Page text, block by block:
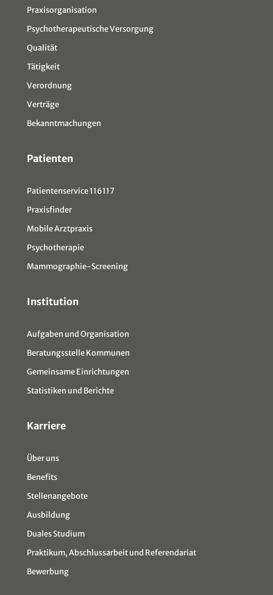
Praxisorganisation
Psychotherapeutische Versorgung
Qualität
Tätigkeit
Verordnung
Verträge
Bekanntmachungen
Patienten
Patientenservice 116117
Praxisfinder
Mobile Arztpraxis
Psychotherapie
Mammographie-Screening
Institution
Aufgaben und Organisation
Beratungsstelle Kommunen
Gemeinsame Einrichtungen
Statistiken und Berichte
Karriere
Über uns
Benefits
Stellenangebote
Ausbildung
Duales Studium
Praktikum, Abschlussarbeit und Referendariat
Bewerbung